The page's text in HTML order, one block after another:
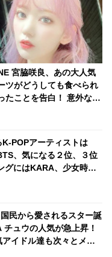
宮脇咲良、あの大人気
ツがどうしても食べられ
たことを告白！ 意外な苦
POPアーティストは
、気になる２位、３位
にはKARA、少女時代
民から愛されるスター誕
ュウの人気が急上昇！
イドル達も次々とメロ